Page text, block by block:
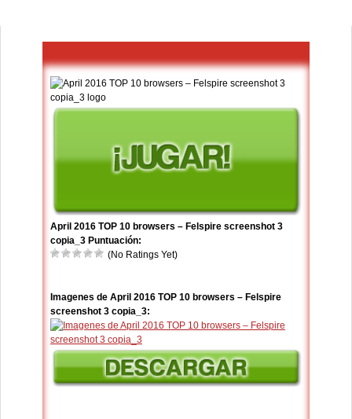
April 2016 TOP 10 browsers – Felspire screenshot 3
copia_3 Puntuación:
(No Ratings Yet)
Imagenes de April 2016 TOP 10 browsers – Felspire
screenshot 3 copia_3: